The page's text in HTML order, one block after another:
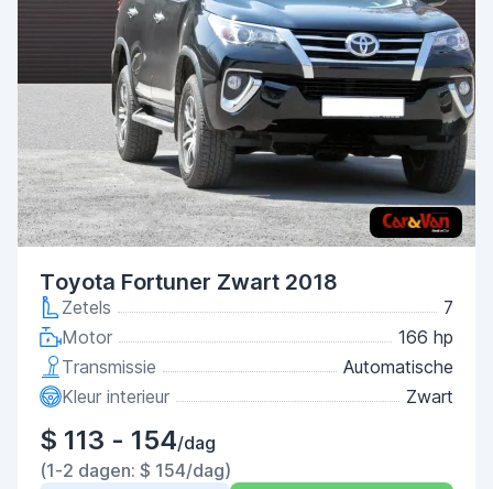
Toyota Fortuner Zwart 2018
Zetels
7
Motor
166 hp
Transmissie
Automatische
Kleur interieur
Zwart
$ 113 - 154/dag
(1-2 dagen: $ 154/dag)